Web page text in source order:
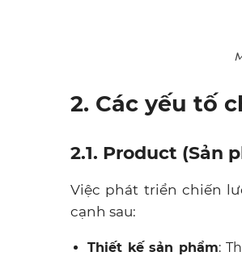
2. Các yếu tố
2.1. Product (Sản
Việc phát triển chiến
cạnh sau:
Thiết kế sản phẩm: